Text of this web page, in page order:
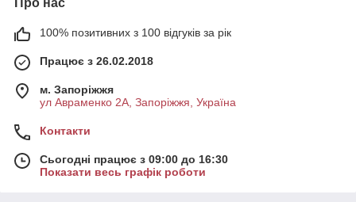
100% позитивних з 100 відгуків за рік
Працює з 26.02.2018
м. Запоріжжя
ул Авраменко 2А, Запоріжжя, Україна
Контакти
Сьогодні працює з 09:00 до 16:30
Показати весь графік роботи